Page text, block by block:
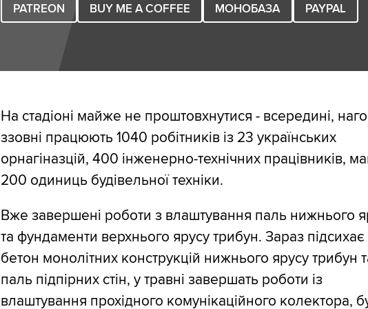
PATREON BUY ME A COFFEE МОНОБАЗА PAYPAL
На стадіоні майже не проштовхнутися - всередині,
ззовні працюють 1040 робітників із 23 українських
орнагіназцій, 400 інженерно-технічних працівників,
200 одиниць будівельної техніки.
Вже завершені роботи з влаштування паль нижнього
та фундаменти верхнього ярусу трибун. Зараз підсихає
бетон монолітних конструкцій нижнього ярусу трибун
паль підпірних стін, у травні завершать роботи із
влаштування прохідного комунікаційного колектора,